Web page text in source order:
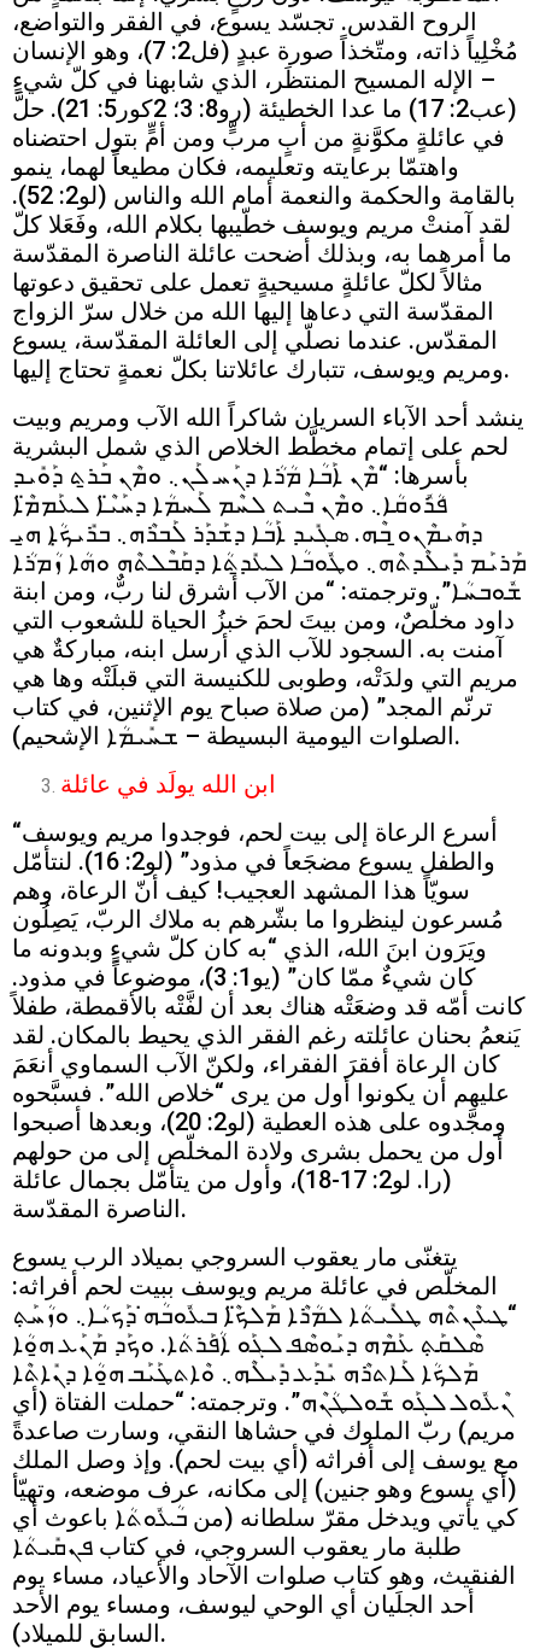
الروح القدس. تجسّد يسوع، في الفقر والتواضع،
مُخْلِياً ذاته، ومتّخذاً صورة عبدٍ (فل2: 7)، وهو الإنسان
– الإله المسيح المنتظَر، الذي شابهنا في كلّ شيءٍ
(عب2: 17) ما عدا الخطيئة (رو8: 3؛ 2كور5: 21). حلَّ
في عائلةٍ مكوَّنةٍ من أبٍ مربٍّ ومن أمٍّ بتول احتضناه
واهتمّا برعايته وتعليمه، فكان مطيعاً لهما، ينمو
بالقامة والحكمة والنعمة أمام الله والناس (لو2: 52).
لقد آمنتْ مريم ويوسف خطّيبها بكلام الله، وفَعَلا كلّ
ما أمرهما به، وبذلك أضحت عائلة الناصرة المقدّسة
مثالاً لكلّ عائلةٍ مسيحيةٍ تعمل على تحقيق دعوتها
المقدّسة التي دعاها إليها الله من خلال سرّ الزواج
المقدّس. عندما نصلّي إلى العائلة المقدّسة، يسوع
ومريم ويوسف، تتبارك عائلاتنا بكلّ نعمةٍ تحتاج إليها.
ينشد أحد الآباء السريان شاكراً الله الآب ومريم وبيت
لحم على إتمام مخطَّط الخلاص الذي شمل البشرية
بأسرها: “ܡܶܢ ܐܰܒܳܐ ܡܳܪܳܐ ܕܢܰܚ ܠܰܢ܆ ܘܡܶܢ ܒܰܪ̱ܬ ܕܰܘܺܝܕ
ܦܳܪܽܘܩܳܐ܆ ܘܡܶܢ ܒܶܝܬ ܠܚܶܡ ܠܰܚܡܳܐ ܕܚܰܝ̈ܶܐ ܠܥܰܡܡ̈ܶܐ
ܕܗܰܝܡܶܢܘ̱ ܒܶܗ. ܣܓܺܝܕ ܐܰܒܳܐ ܕܫܰܕܰܪ ܠܰܒܪܶܗ܆ ܒܪܺܝܟ̣ܳܐ ܗ̱ܝ
ܡܰܪܝܰܡ ܕܺܝܠܶܕܬܶܗ܆ ܘܛܽܘܒܳܐ ܠܥܺܕ̱ܬܳܐ ܕܩܰܒܶܠܬܶܗ ܘܗܳܐ ܙܳܡܪܳܐ
ܫܽܘܒܚܳܐ”. وترجمته: “من الآب أشرق لنا ربٌّ، ومن ابنة
داود مخلّصٌ، ومن بيتَ لحمَ خبزُ الحياة للشعوب التي
آمنت به. السجود للآب الذي أرسل ابنه، مباركةٌ هي
مريم التي ولدَتْه، وطوبى للكنيسة التي قبلَتْه وها هي
ترنّم المجد” (من صلاة صباح يوم الإثنين، في كتاب
الصلوات اليومية البسيطة – ܫܚܺܝܡܳܐ الإشحيم).
ابن الله يولَد في عائلة
“أسرع الرعاة إلى بيت لحم، فوجدوا مريم ويوسف
والطفل يسوع مضجَعاً في مذود” (لو2: 16). لنتأمّل
سويّاً هذا المشهد العجيب! كيف أنّ الرعاة، وهم
مُسرعون لينظروا ما بشّرهم به ملاك الربّ، يَصِلُون
ويَرَون ابنَ الله، الذي “به كان كلّ شيءٍ وبدونه ما
كان شيءٌ ممّا كان” (يو1: 3)، موضوعاً في مذود.
كانت أمّه قد وضعَتْه هناك بعد أن لفَّتْه بالأقمطة، طفلاً
يَنعمُ بحنان عائلته رغم الفقر الذي يحيط بالمكان. لقد
كان الرعاة أفقرَ الفقراء، ولكنّ الآب السماوي أنعَمَ
عليهم أن يكونوا أول من يرى “خلاص الله”. فسبَّحوه
ومجَّدوه على هذه العطية (لو2: 20)، وبعدها أصبحوا
أول من يحمل بشرى ولادة المخلّص إلى من حولهم
(را. لو2: 17-18)، وأول من يتأمّل بجمال عائلة
الناصرة المقدّسة.
يتغنّى مار يعقوب السروجي بميلاد الرب يسوع
المخلّص في عائلة مريم ويوسف ببيت لحم أفراثه:
“ܛܥܶܢܬܶܗ ܛܠܺܝܬܳܐ ܠܡܳܪܶܐ ܡܰܠܟ̈ܶܐ ܒܥܽܘܒܳܗ̇ ܕܰܟܝܳܐ܆ ܘܙܳܚܰܬ݀
ܣܶܠܩܰܬ݀ ܥܰܡܶܗ ܕܝܰܘܣܶܦ ܠܓܰܘ ܐܳܦܰܪܬܳܐ. ܘܟܰܕ ܡܰܢܰܥ ܗ̱ܘܳܐ
ܡܰܠܟܳܐ ܠܰܐܬܪܶܗ ܝܺܕܰܥ ܕܺܝܠܶܗ܆ ܘܶܐܬܛܰܝܰܒ ܗ̱ܘܳܐ ܕܢܺܐܬܶܐ
ܢܶܥܽܘܠ ܠܓܰܘ ܫܽܘܠܛܳܢܶܗ”. وترجمته: “حملت الفتاة (أي
مريم) ربّ الملوك في حشاها النقي، وسارت صاعدةً
مع يوسف إلى أفراثه (أي بيت لحم). وإذ وصل الملك
(أي يسوع وهو جنين) إلى مكانه، عرف موضعه، وتهيّأ
كي يأتي ويدخل مقرّ سلطانه (من ܒܳܥܽܘܬܳܐ باعوث أي
طلبة مار يعقوب السروجي، في كتاب ܦܢܩܺܝܬܳܐ
الفنقيث، وهو كتاب صلوات الآحاد والأعياد، مساء يوم
أحد الجلَيان أي الوحي ليوسف، ومساء يوم الأحد
السابق للميلاد).